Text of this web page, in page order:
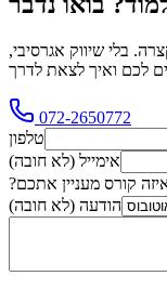
בלי שיווק אגרסיבי,
072-2650772
טלפון
אימייל (לא חובה)
קורס מעניין אתכם?
הודעה (לא חובה)